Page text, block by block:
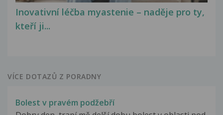
Inovativní léčba myastenie – naděje pro ty,
kteří ji...
VÍCE DOTAZŮ Z PORADNY
Bolest v pravém podžebří